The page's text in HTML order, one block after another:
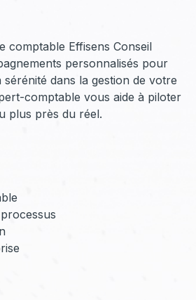
comptable Effisens Conseil
personnalisés pour
dans la gestion de votre
comptable vous aide à piloter
plus près du réel.